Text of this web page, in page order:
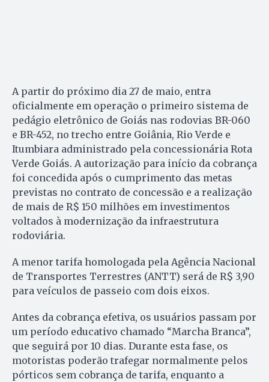
A partir do próximo dia 27 de maio, entra
oficialmente em operação o primeiro sistema de
pedágio eletrônico de Goiás nas rodovias BR-060
e BR-452, no trecho entre Goiânia, Rio Verde e
Itumbiara administrado pela concessionária Rota
Verde Goiás. A autorização para início da cobrança
foi concedida após o cumprimento das metas
previstas no contrato de concessão e a realização
de mais de R$ 150 milhões em investimentos
voltados à modernização da infraestrutura
rodoviária.
A menor tarifa homologada pela Agência Nacional
de Transportes Terrestres (ANTT) será de R$ 3,90
para veículos de passeio com dois eixos.
Antes da cobrança efetiva, os usuários passam por
um período educativo chamado “Marcha Branca”,
que seguirá por 10 dias. Durante esta fase, os
motoristas poderão trafegar normalmente pelos
pórticos sem cobrança de tarifa, enquanto a